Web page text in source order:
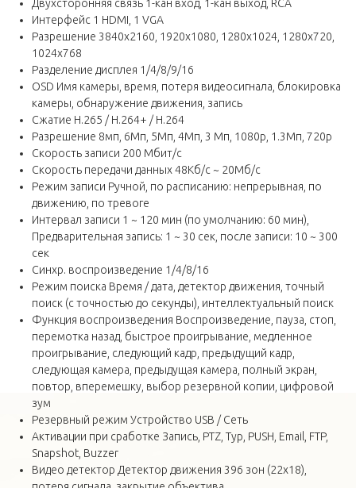
Двухсторонняя связь 1-кан вход, 1-кан выход, RCA
Интерфейс 1 HDMI, 1 VGA
Разрешение 3840x2160, 1920х1080, 1280х1024, 1280х720,
1024х768
Разделение дисплея 1/4/8/9/16
OSD Имя камеры, время, потеря видеосигнала, блокировка
камеры, обнаружение движения, запись
Сжатие H.265 / H.264+ / H.264
Разрешение 8мп, 6Мп, 5Мп, 4Мп, 3 Мп, 1080p, 1.3Мп, 720p
Скорость записи 200 Мбит/с
Скорость передачи данных 48Кб/с ~ 20Мб/с
Режим записи Ручной, по расписанию: непрерывная, по
движению, по тревоге
Интервал записи 1 ~ 120 мин (по умолчанию: 60 мин),
Предварительная запись: 1 ~ 30 сек, после записи: 10 ~ 300
сек
Синхр. воспроизведение 1/4/8/16
Режим поиска Время / дата, детектор движения, точный
поиск (с точностью до секунды), интеллектуальный поиск
Функция воспроизведения Воспроизведение, пауза, стоп,
перемотка назад, быстрое проигрывание, медленное
проигрывание, следующий кадр, предыдущий кадр,
следующая камера, предыдущая камера, полный экран,
повтор, вперемешку, выбор резервной копии, цифровой
зум
Резервный режим Устройство USB / Сеть
Активации при сработке Запись, PTZ, Тур, PUSH, Email, FTP,
Snapshot, Buzzer
Видео детектор Детектор движения 396 зон (22х18),